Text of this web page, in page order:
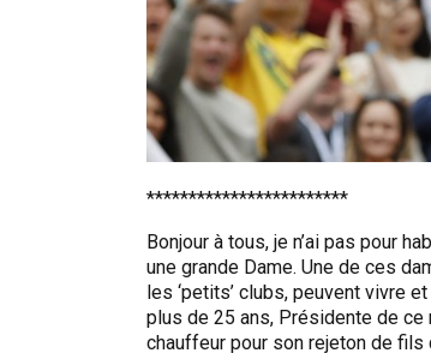
************************
Bonjour à tous, je n’ai pas pour
une grande Dame. Une de ces
les ‘petits’ clubs, peuvent vivre
plus de 25 ans, Présidente de ce
chauffeur pour son rejeton de